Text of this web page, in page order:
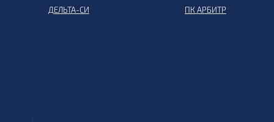
ДЕЛЬТА-СИ ПК АРБИТР